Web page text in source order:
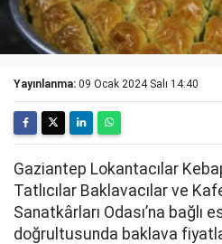
Yayınlanma: 09 Ocak 2024 Salı 14:40
Gaziantep Lokantacılar
Tatlıcılar Baklavacılar ve
Sanatkârları Odası’na bağlı
doğrultusunda baklava